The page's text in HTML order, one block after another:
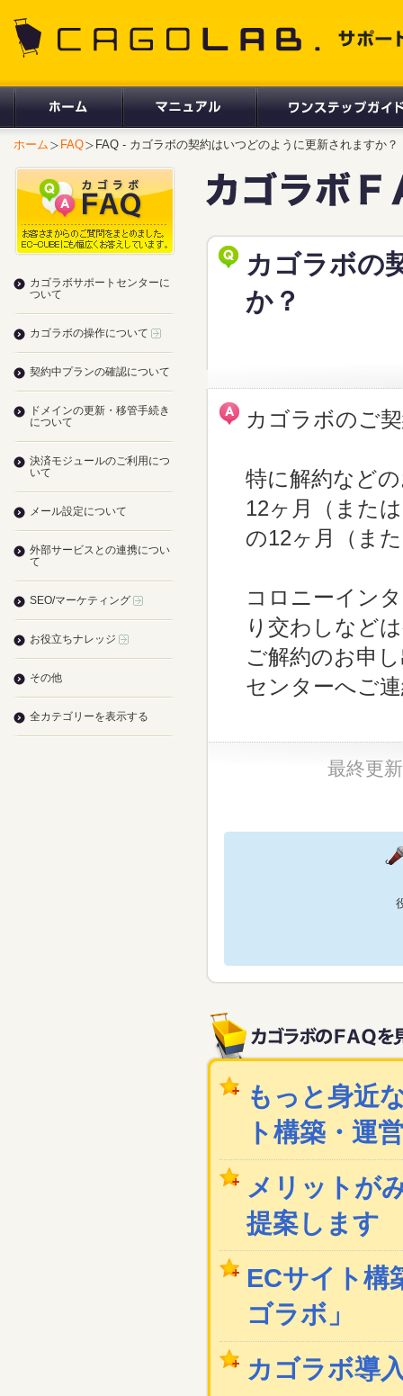
ホーム FAQ FAQ - カゴラボの契約はいつどのように更新されますか？
カゴラボの
か？
カゴラボのご
特に解約など
12ヶ月（また
の12ヶ月（ま
コロニーイン
り交わしなど
ご解約のお申
センターへご
最終更
もっと身近
ト構築・運
メリットが
提案します
ECサイト構
ゴラボ」
カゴラボ導
カゴラボサポートセンターに
ついて
カゴラボの操作について
契約中プランの確認について
ドメインの更新・移管手続き
について
決済モジュールのご利用につ
いて
メール設定について
外部サービスとの連携につい
て
SEO/マーケティング
お役立ちナレッジ
その他
全カテゴリーを表示する